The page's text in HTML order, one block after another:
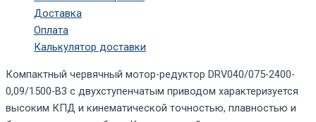
Доставка
Оплата
Калькулятор доставки
Компактный червячный мотор-редуктор DRV040/075-2400-
0,09/1500-В3 с двухступенчатым приводом характеризуется
высоким КПД и кинематической точностью, плавностью и